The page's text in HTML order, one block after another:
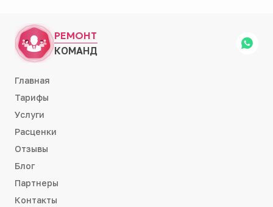
РЕМОНТ
КОМАНД
Главная
Тарифы
Услуги
Расценки
Отзывы
Блог
Партнеры
Контакты